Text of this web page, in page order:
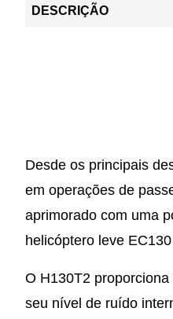
DESCRIÇÃO
Desde os principais
em operações de
aprimorado com uma
helicóptero leve
O H130T2
seu nível de ruído